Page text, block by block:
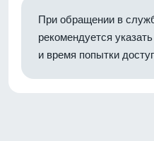
При обращении в
рекомендуется
и время попытки